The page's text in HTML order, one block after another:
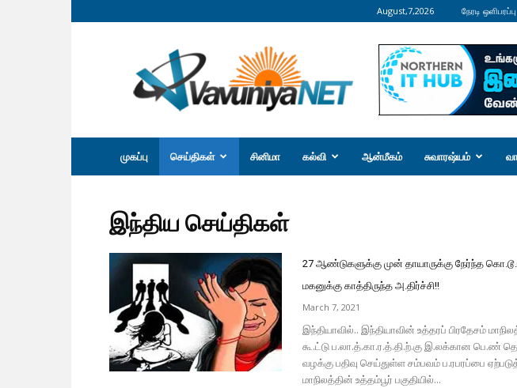
August,7,2026 நேரடி ஒளிபரப்பு
வவுனியா
நெற்
முகப்பு செய்திகள் சினிமா கல்வி ஆன்மீகம் சுவாரஷ்யம்
இந்திய செய்திகள்
27 ஆண்டுகளுக்கு முன் தாயாருக்கு நேர்ந்த
மகனுக்கு காத்திருந்த அ.திர்ச்சி!!
March 7, 2021
இந்தியாவில்.. இந்தியாவின் உத்தரப் பிரதேசம்
கூ.ட்டு ப.லா.த்.கா.ர.த்.தி.ற்.கு இ.லக்கான பெ.ண்
வழக்கு பதிவு செய்துள்ள சம்பவம் ப.ரபரப்பை
மாநிலத்தின் உத்தம்பூர் பகுதியில்...